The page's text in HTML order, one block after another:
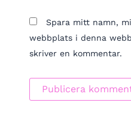
Spara mitt namn,
webbplats i denna
skriver en kommentar.